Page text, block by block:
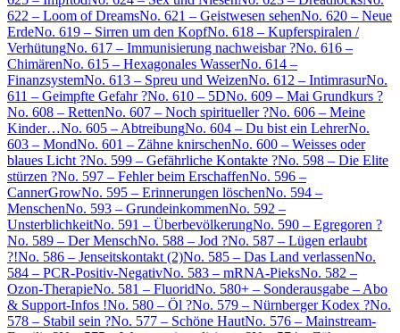
622 – Loom of DreamsNo. 621 – Geistwesen sehenNo. 620 – Neue
ErdeNo. 619 – Sirren um den KopfNo. 618 – Kupferspiralen /
VerhütungNo. 617 – Immunisierung nachweisbar ?No. 616 –
ChimärenNo. 615 – Hexagonales WasserNo. 614 –
FinanzsystemNo. 613 – Spreu und WeizenNo. 612 – IntimrasurNo.
611 – Geimpfte Gefahr ?No. 610 – 5DNo. 609 – Mai Grundkurs ?
No. 608 – RettenNo. 607 – Noch spiritueller ?No. 606 – Meine
Kinder…No. 605 – AbtreibungNo. 604 – Du bist ein LehrerNo.
603 – MondNo. 601 – Zähne knirschenNo. 600 – Weisses oder
blaues Licht ?No. 599 – Gefährliche Kontakte ?No. 598 – Die Elite
stürzen ?No. 597 – Fehler beim ErschaffenNo. 596 –
CannerGrowNo. 595 – Erinnerungen löschenNo. 594 –
MenschenNo. 593 – GrundeinkommenNo. 592 –
UnsterblichkeitNo. 591 – ÜberbevölkerungNo. 590 – Egregoren ?
No. 589 – Der MenschNo. 588 – Jod ?No. 587 – Lügen erlaubt
?!No. 586 – Jenseitskontakt (2)No. 585 – Das Land verlassenNo.
584 – PCR-Positiv-NegativNo. 583 – mRNA-PieksNo. 582 –
Ozon-TherapieNo. 581 – FluoridNo. 580+ – Sonderausgabe – Abo
& Support-Infos !No. 580 – Öl ?No. 579 – Nürnberger Kodex ?No.
578 – Stabil sein ?No. 577 – Schöne HautNo. 576 – Mainstream-